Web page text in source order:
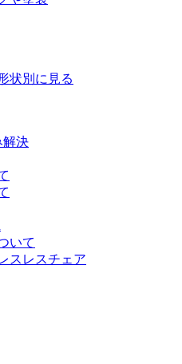
状別に見る
解決
いて
スレスチェア